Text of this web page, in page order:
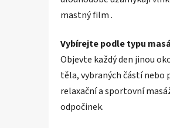
mastný film .
Vybírejte podle typu
Objevte každý den jinou
těla, vybraných částí nebo
relaxační a sportovní
odpočinek.